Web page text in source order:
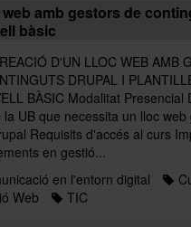
amb gestors de
bàsic
D'UN LLOC WEB AMB
DRUPAL I
BÀSIC Modalitat Presencial
la UB que necessita un lloc
Requisits d'accés al curs
en gestió...
en l'entorn digital
Web
TIC